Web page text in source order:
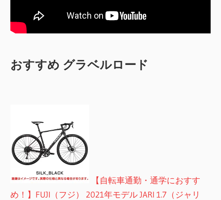
おすすめ グラベルロード
【自転車通勤・通学におすす
め！】FUJI（フジ） 2021年モデル JARI 1.7（ジャリ